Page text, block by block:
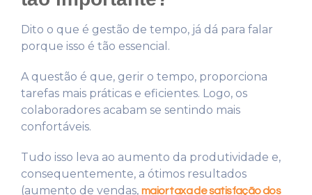
Dito o que é gestão de tempo, já dá para falar
porque isso é tão essencial.
A questão é que, gerir o tempo, proporciona
tarefas mais práticas e eficientes. Logo, os
colaboradores acabam se sentindo mais
confortáveis.
Tudo isso leva ao aumento da produtividade e,
consequentemente, a ótimos resultados
(aumento de vendas, maior taxa de satisfação dos